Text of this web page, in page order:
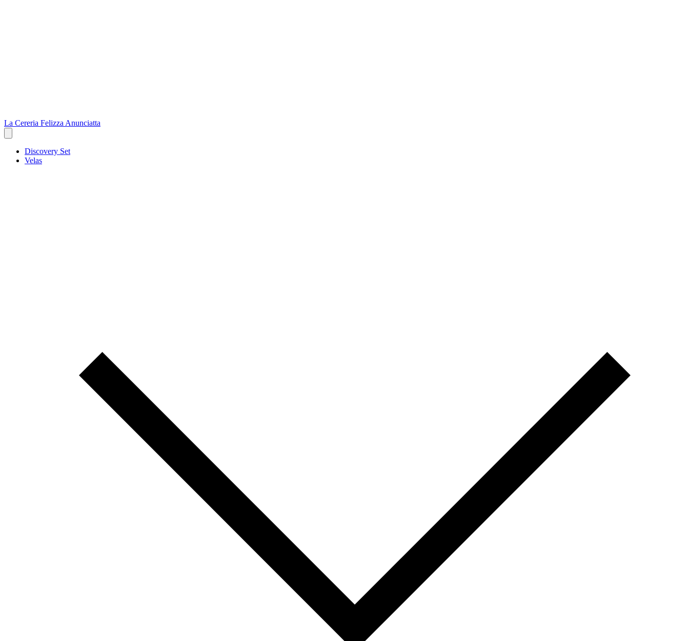
La Cereria Felizza Anunciatta
Discovery Set
Velas